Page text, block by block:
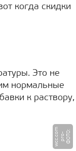
когда скидки
Это не
нормальные
к раствору,
Ф
О
Т
О :
p
r
o
- w
c
c.
c
o
m